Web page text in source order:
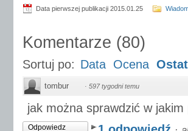
Data pierwszej publikacji 2015.01.25
Komentarze (80)
Sortuj po: Data Ocena
tombur · 597 tygodni temu
jak można sprawdzić w
Odpowiedz